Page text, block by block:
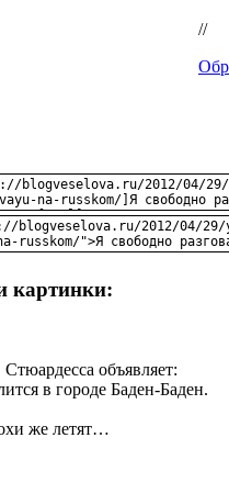
//
картинки:
объявляет:
в городе Баден-Баден.
же летят…